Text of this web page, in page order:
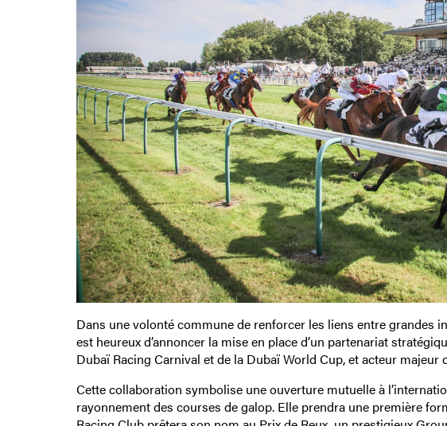
Dans une volonté commune de renforcer les liens entre grandes
est heureux d’annoncer la mise en place d’un partenariat
Dubaï Racing Carnival et de la Dubaï World Cup, et acteur majeur
Cette collaboration symbolise une ouverture mutuelle à
rayonnement des courses de galop. Elle prendra une première